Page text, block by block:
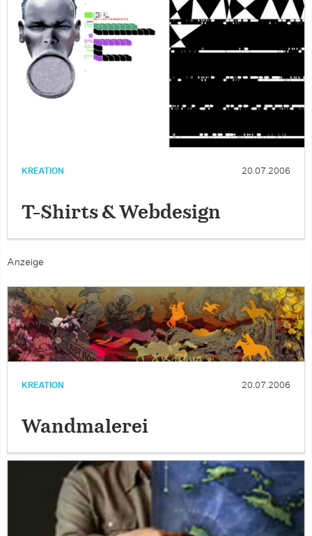
KREATION 20.07.2006
T-Shirts & Webdesign
Anzeige
KREATION 20.07.2006
Wandmalerei